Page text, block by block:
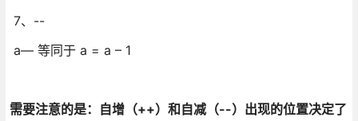
7、--
a— 等同于 a = a – 1
需要注意的是：自增（++）和自减（--）出现的位置决定了